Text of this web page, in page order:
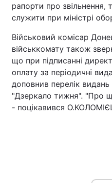
рапорти про
служити при міністрі
Військовий комісар
військкомату також
що при підписанні
оплату за періодичні
доповнив перелік
"Дзеркало тижня". "Про
- поцікавився